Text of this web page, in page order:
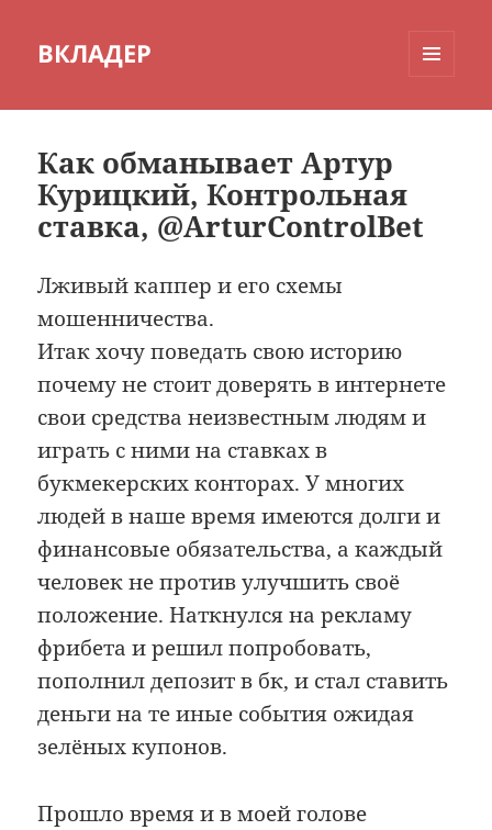
ВКЛАДЕР
Как обманывает Артур
Курицкий, Контрольная
ставка, @ArturControlBet
Лживый каппер и его схемы
мошенничества.
Итак хочу поведать свою историю
почему не стоит доверять в интернете
свои средства неизвестным людям и
играть с ними на ставках в
букмекерских конторах. У многих
людей в наше время имеются долги и
финансовые обязательства, а каждый
человек не против улучшить своё
положение. Наткнулся на рекламу
фрибета и решил попробовать,
пополнил депозит в бк, и стал ставить
деньги на те иные события ожидая
зелёных купонов.
Прошло время и в моей голове